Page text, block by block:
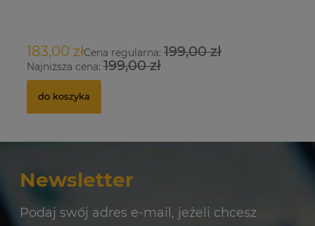
183,00 złCena regularna: 199,00 zł
Najniższa cena: 199,00 zł
do koszyka
Newsletter
Podaj swój adres e-mail, jeżeli chcesz